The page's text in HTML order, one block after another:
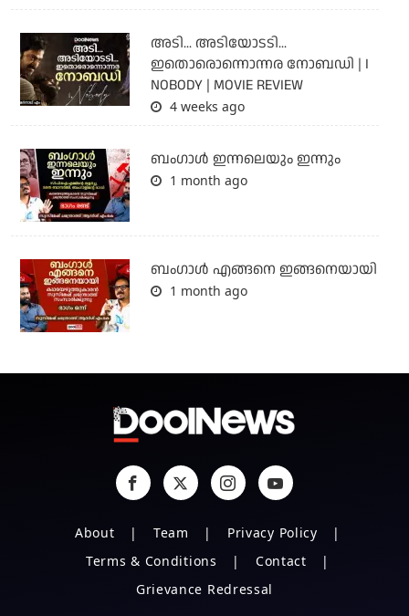
അടി... അടിയോടടി...
ഇതൊരൊന്നൊന്നര നോബഡി | I
NOBODY | MOVIE REVIEW
4 weeks ago
ബംഗാള്‍ ഇന്നലെയും ഇന്നും
1 month ago
ബം​ഗാൾ എങ്ങനെ ഇങ്ങനെയായി
1 month ago
About Team
Privacy Policy
Terms & Conditions
Contact
Grievance Redressal